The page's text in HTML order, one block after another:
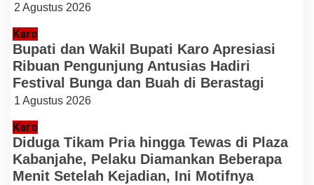
2 Agustus 2026
Karo
Bupati dan Wakil Bupati Karo Apresiasi
Ribuan Pengunjung Antusias Hadiri
Festival Bunga dan Buah di Berastagi
1 Agustus 2026
Karo
Diduga Tikam Pria hingga Tewas di Plaza
Kabanjahe, Pelaku Diamankan Beberapa
Menit Setelah Kejadian, Ini Motifnya